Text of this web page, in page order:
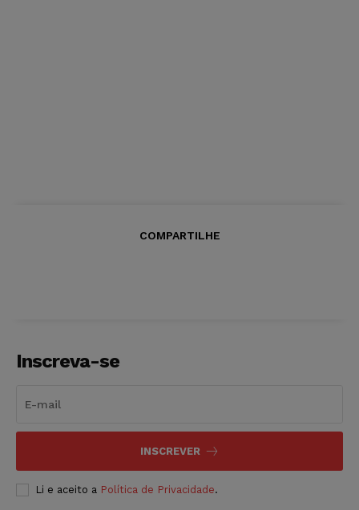
COMPARTILHE
Inscreva-se
INSCREVER
Li e aceito a Política de Privacidade.